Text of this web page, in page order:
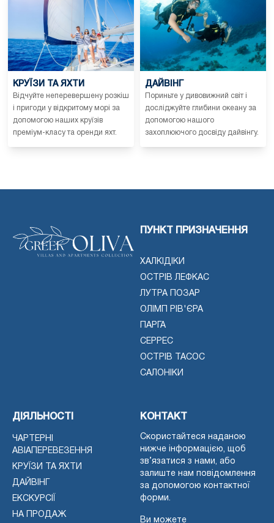
КРУЇЗИ ТА ЯХТИ
Відчуйте неперевершену розкіш
і пригоди у відкритому морі за
допомогою наших круїзів
преміум-класу та оренди яхт.
ДАЙВІНГ
Пориньте у дивовижний світ і
досліджуйте глибини океану за
допомогою нашого
захоплюючого досвіду дайвінгу.
ПУНКТ ПРИЗНАЧЕННЯ
ХАЛКІДІКИ
ОСТРІВ ЛЕФКАС
ЛУТРА ПОЗАР
ОЛІМП РІВ'ЄРА
ПАРГА
СЕРРЕС
ОСТРІВ ТАСОС
САЛОНІКИ
ДІЯЛЬНОСТІ
ЧАРТЕРНІ
АВІАПЕРЕВЕЗЕННЯ
КРУЇЗИ ТА ЯХТИ
ДАЙВІНГ
ЕКСКУРСІЇ
НА ПРОДАЖ
КОНТАКТ
Скористайтеся наданою
нижче інформацією, щоб
зв’язатися з нами, або
залиште нам повідомлення
за допомогою контактної
форми.
Ви можете